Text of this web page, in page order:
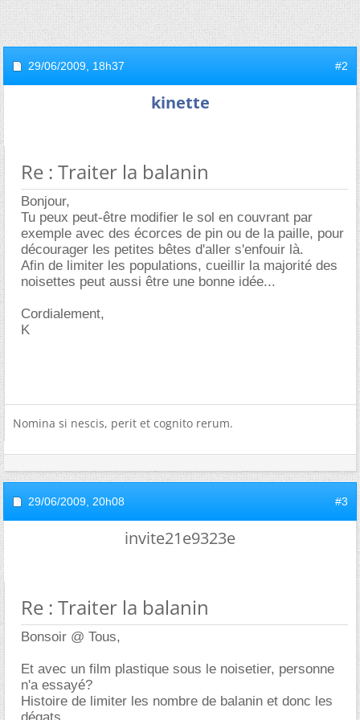
29/06/2009, 18h37 #2
kinette
Re : Traiter la balanin
Bonjour,
Tu peux peut-être modifier le sol en couvrant par
exemple avec des écorces de pin ou de la paille, pour
décourager les petites bêtes d'aller s'enfouir là.
Afin de limiter les populations, cueillir la majorité des
noisettes peut aussi être une bonne idée...
Cordialement,
K
Nomina si nescis, perit et cognito rerum.
29/06/2009, 20h08 #3
invite21e9323e
Re : Traiter la balanin
Bonsoir @ Tous,
Et avec un film plastique sous le noisetier, personne
n'a essayé?
Histoire de limiter les nombre de balanin et donc les